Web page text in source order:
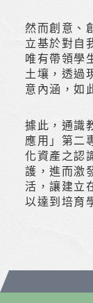
然而創意、
立基於對自
唯有帶領學
土壤，透過
意內涵，如
據此，通識
應用」第二
化資產之認
護，進而激
活，讓建立
以達到培育